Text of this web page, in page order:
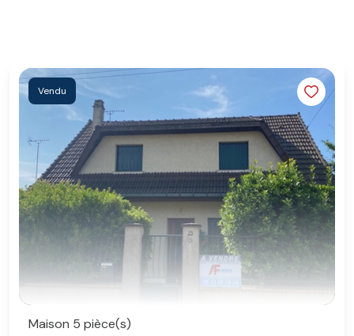
Vendu
Maison 5 pièce(s)